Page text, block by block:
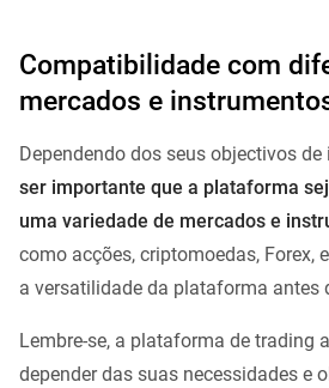
Compatibilidade com
mercados e
Dependendo dos seus objectivos
ser importante que a plataforma
uma variedade de mercados e
como acções, criptomoedas, Forex,
a versatilidade da plataforma antes
Lembre-se, a plataforma de trading
depender das suas necessidades e